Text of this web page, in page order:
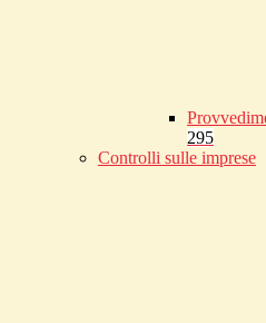
295
Controlli sulle imprese